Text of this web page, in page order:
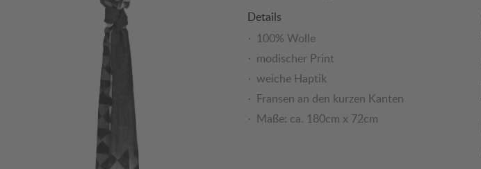
Details
100% Wolle
modischer Print
weiche Haptik
Fransen an den kurzen Kanten
Maße: ca. 180cm x 72cm